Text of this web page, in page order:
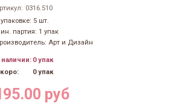
0316.510
5 шт.
партия: 1 упак
Арт и Дизайн
наличии: 0 упак
0 упак
руб